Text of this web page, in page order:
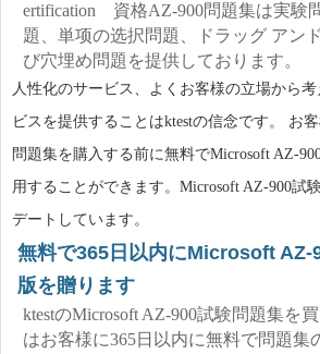
ertification 資格AZ-900問題集は実験
題、単项の选択問題、ドラッグ アン
び穴埋め問題を提供しております。
人性化のサービス、よくお客様の立場から
ビスを提供することはktestの信念です。 お
問題集を購入する前に無料でMicrosoft AZ-
用することができます。Microsoft AZ-900試
デートしています。
無料で365日以内にMicrosoft AZ-
版を贈ります
ktestのMicrosoft AZ-900試験問題集を
はお客様に365日以内に無料で問題集